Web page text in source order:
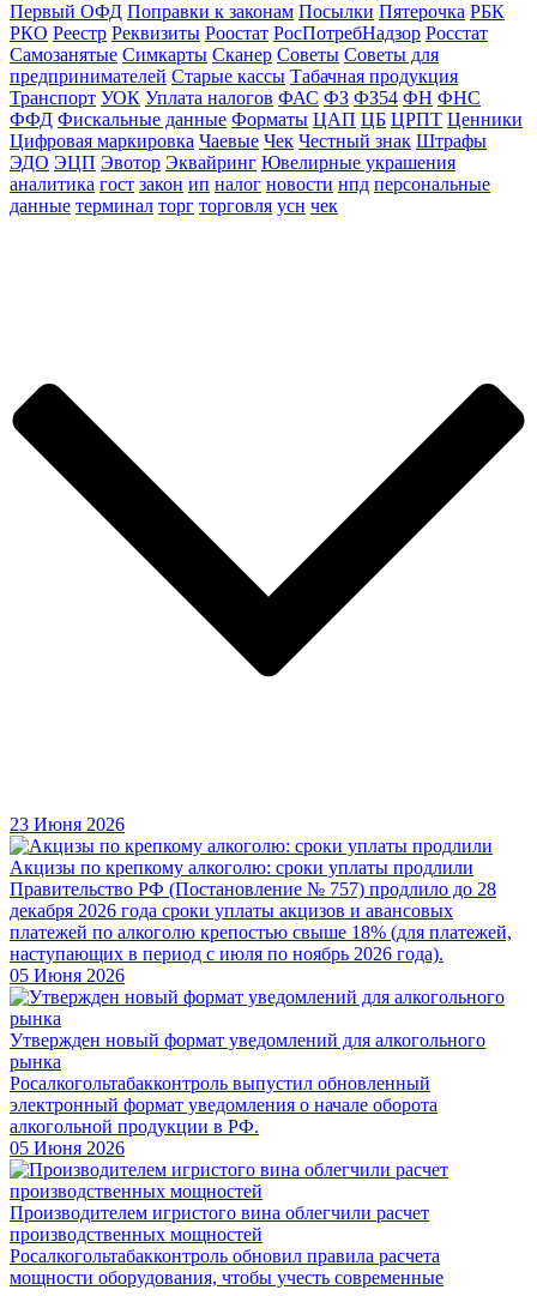
Первый ОФД Поправки к законам Посылки Пятерочка РБК
РКО Реестр Реквизиты Роостат РосПотребНадзор Росстат
Самозанятые Симкарты Сканер Советы Советы для
предпринимателей Старые кассы Табачная продукция
Транспорт УОК Уплата налогов ФАС ФЗ ФЗ54 ФН ФНС
ФФД Фискальные данные Форматы ЦАП ЦБ ЦРПТ Ценники
Цифровая маркировка Чаевые Чек Честный знак Штрафы
ЭДО ЭЦП Эвотор Эквайринг Ювелирные украшения
аналитика гост закон ип налог новости нпд персональные
данные терминал торг торговля усн чек
23 Июня 2026
Акцизы по крепкому алкоголю: сроки уплаты продлили
Правительство РФ (Постановление № 757) продлило до 28
декабря 2026 года сроки уплаты акцизов и авансовых
платежей по алкоголю крепостью свыше 18% (для платежей,
наступающих в период с июля по ноябрь 2026 года).
05 Июня 2026
Утвержден новый формат уведомлений для алкогольного
рынка
Росалкогольтабакконтроль выпустил обновленный
электронный формат уведомления о начале оборота
алкогольной продукции в РФ.
05 Июня 2026
Производителем игристого вина облегчили расчет
производственных мощностей
Росалкогольтабакконтроль обновил правила расчета
мощности оборудования, чтобы учесть современные